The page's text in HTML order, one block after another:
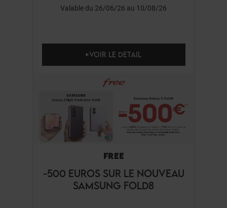
Valable du 26/06/26 au 10/08/26
VOIR LE DETAIL
FREE
-500 EUROS SUR LE NOUVEAU
SAMSUNG FOLD8